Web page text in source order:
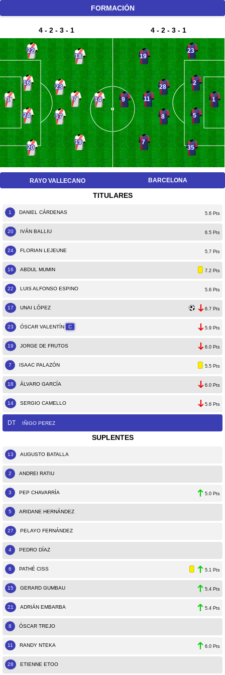
FORMACIÓN
4 - 2 - 3 - 1
1
22
16
24
20
23
17
18
7
19
14
4 - 2 - 3 - 1
1
23
2
5
35
28
8
19
11
7
9
RAYO VALLECANO BARCELONA
TITULARES
1 DANIEL CÁRDENAS 5.6 Pts
20 IVÁN BALLIU 6.5 Pts
24 FLORIAN LEJEUNE 5.7 Pts
16 ABDUL MUMIN 7.2 Pts
22 LUIS ALFONSO ESPINO 5.6 Pts
17 UNAI LÓPEZ 6.7 Pts
23 ÓSCAR VALENTÍN C 5.9 Pts
19 JORGE DE FRUTOS 6.0 Pts
7 ISAAC PALAZÓN 5.5 Pts
18 ÁLVARO GARCÍA 6.0 Pts
14 SERGIO CAMELLO 5.6 Pts
DT IÑIGO PEREZ
SUPLENTES
13 AUGUSTO BATALLA
2 ANDREI RATIU
3 PEP CHAVARRÍA 5.0 Pts
5 ARIDANE HERNÁNDEZ
27 PELAYO FERNÁNDEZ
4 PEDRO DÍAZ
6 PATHÉ CISS 5.1 Pts
15 GERARD GUMBAU 5.4 Pts
21 ADRIÁN EMBARBA 5.4 Pts
8 ÓSCAR TREJO
11 RANDY NTEKA 6.0 Pts
28 ETIENNE ETOO